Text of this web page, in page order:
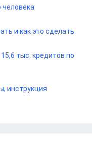
человека
и как это сделать
тыс. кредитов по
инструкция